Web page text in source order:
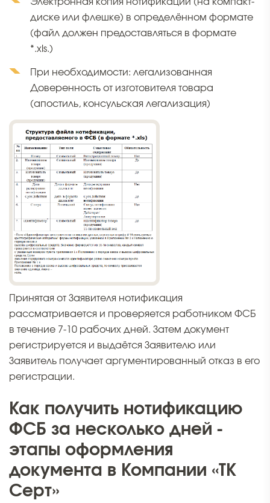
диске или флешке) в определённом формате
(файл должен предоставляться в формате
*.xls.)
При необходимости: легализованная
Доверенность от изготовителя товара
(апостиль, консульская легализация)
Принятая от Заявителя нотификация
рассматривается и проверяется работником ФСБ
в течение 7-10 рабочих дней. Затем документ
регистрируется и выдаётся Заявителю или
Заявитель получает аргументированный отказ в его
регистрации.
Как получить нотификацию
ФСБ за несколько дней -
этапы оформления
документа в Компании «ТК
Серт»